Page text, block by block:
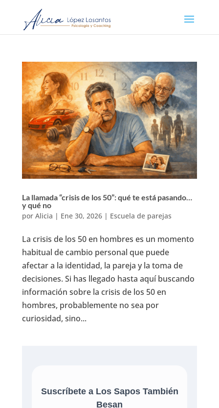
La llamada “crisis de los 50”: qué te está pasando…
y qué no
por Alicia | Ene 30, 2026| Escuela de parejas
La crisis de los 50 en hombres es un momento
habitual de cambio personal que puede
afectar a la identidad, la pareja y la toma de
decisiones. Si has llegado hasta aquí buscando
información sobre la crisis de los 50 en
hombres, probablemente no sea por
curiosidad, sino...